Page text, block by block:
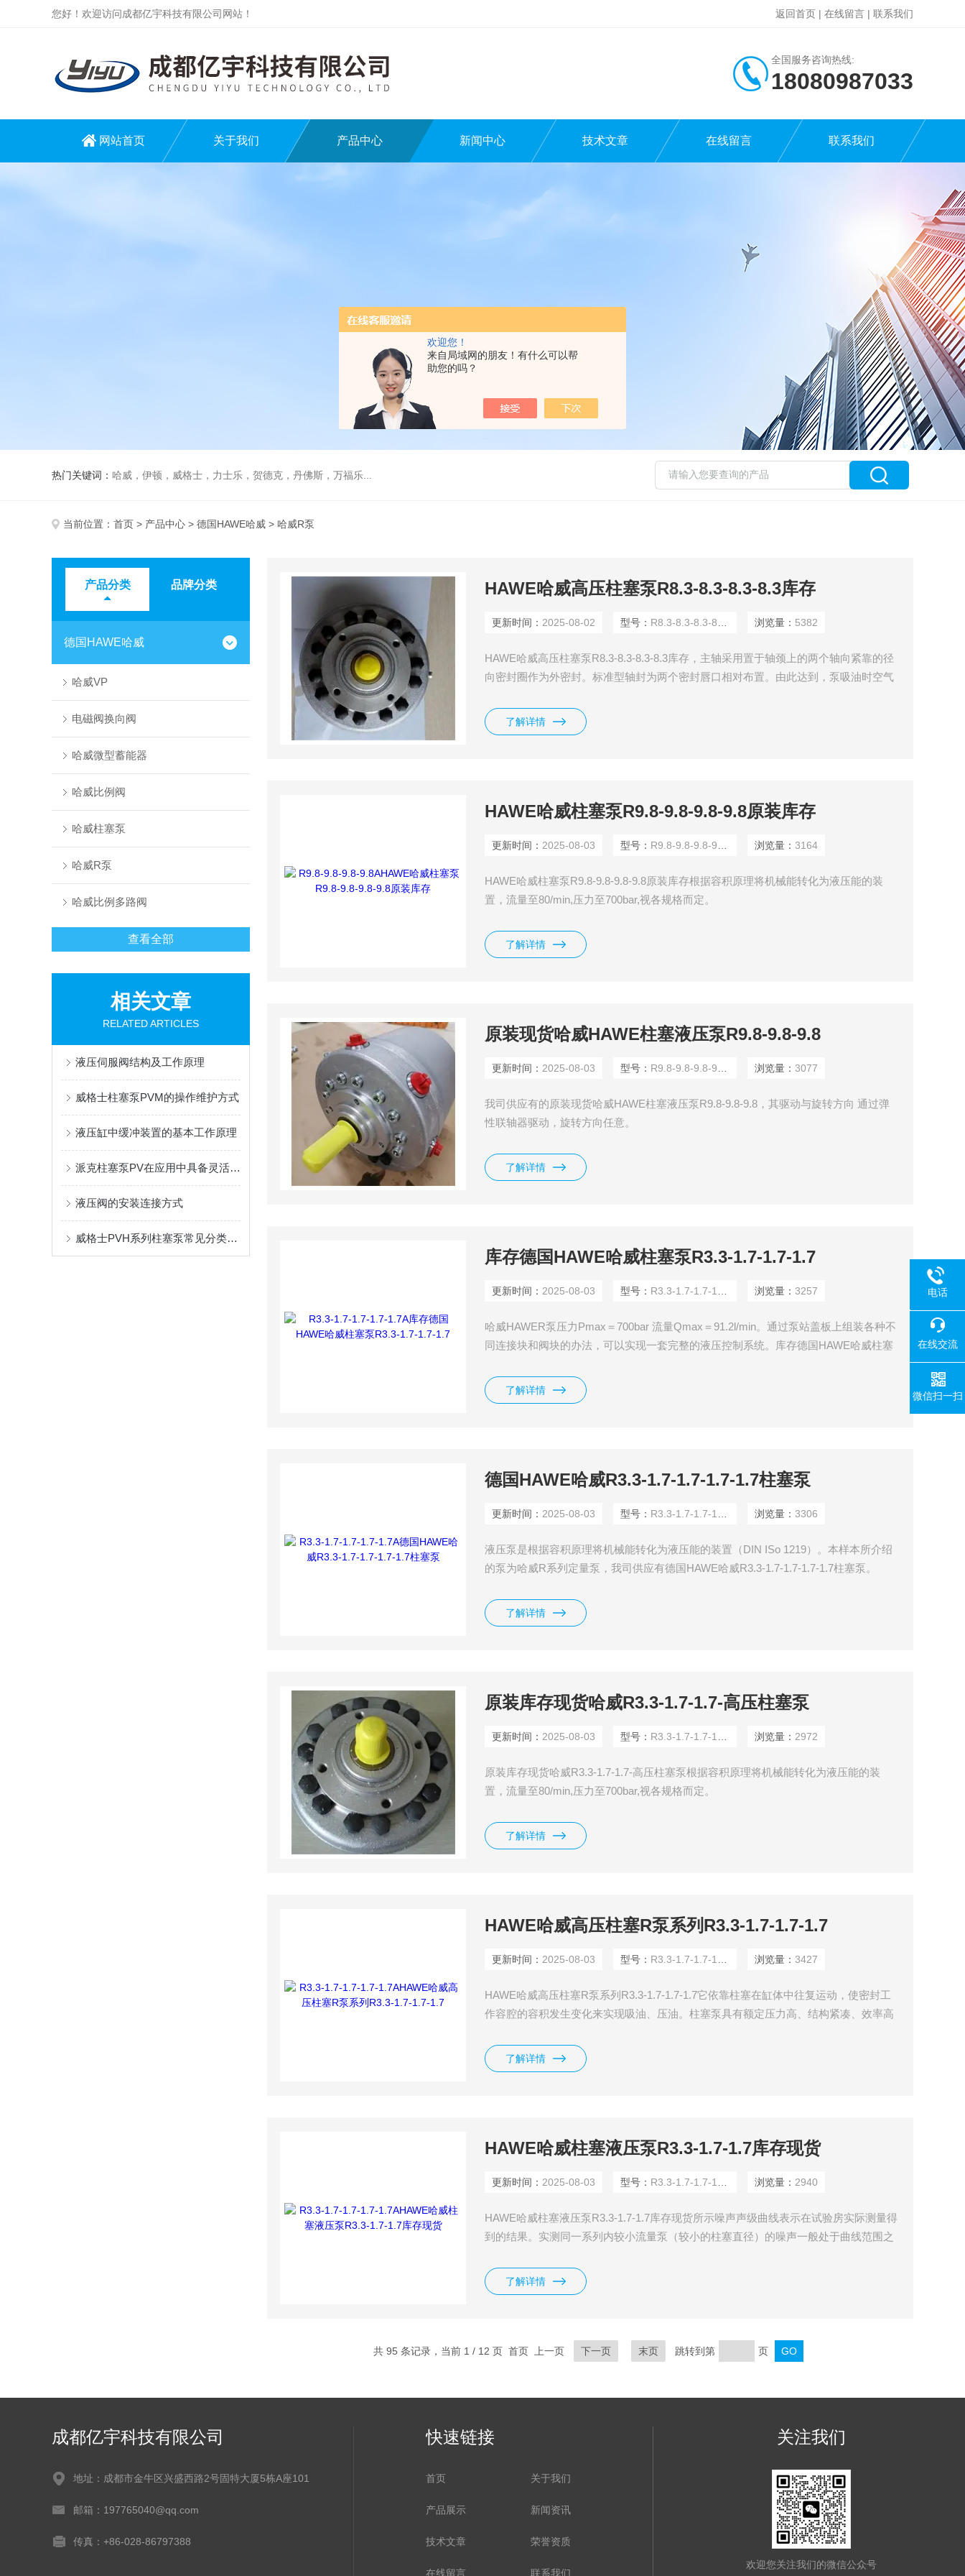
欢迎您！
来自局域网的朋友！有什么可以帮
助您的吗？
您好！欢迎访问成都亿宇科技有限公司网站！ 返回首页 | 在线留言 | 联系我们
全国服务咨询热线:
18080987033
网站首页 关于我们 产品中心 新闻中心 技术文章 在线留言 联系我们
热门关键词： 哈威，伊顿，威格士，力士乐，贺德克，丹佛斯，万福乐...
当前位置： 首页 > 产品中心 > 德国HAWE哈威 > 哈威R泵
产品分类 品牌分类
德国HAWE哈威
哈威VP
电磁阀换向阀
哈威微型蓄能器
哈威比例阀
哈威柱塞泵
哈威R泵
哈威比例多路阀
查看全部
相关文章
RELATED ARTICLES
液压伺服阀结构及工作原理
威格士柱塞泵PVM的操作维护方式
液压缸中缓冲装置的基本工作原理
派克柱塞泵PV在应用中具备灵活性和多样化的选择
液压阀的安装连接方式
威格士PVH系列柱塞泵常见分类有哪些，看完你就知道了
HAWE哈威高压柱塞泵R8.3-8.3-8.3-8.3库存
更新时间： 2025-08-02 型号： R8.3-8.3-8.3-8.3BABSL 浏览量： 5382
HAWE哈威高压柱塞泵R8.3-8.3-8.3-8.3库存，主轴采用置于轴颈上的两个轴向紧靠的径
向密封圈作为外密封。标准型轴封为两个密封唇口相对布置。由此达到，泵吸油时空气
也不会泄出
了解详情
HAWE哈威柱塞泵R9.8-9.8-9.8-9.8原装库存
更新时间： 2025-08-03 型号： R9.8-9.8-9.8-9.8A 浏览量：3164
HAWE哈威柱塞泵R9.8-9.8-9.8-9.8原装库存根据容积原理将机械能转化为液压能的装
置，流量至80/min,压力至700bar,视各规格而定。
了解详情
原装现货哈威HAWE柱塞液压泵R9.8-9.8-9.8
更新时间： 2025-08-03 型号： R9.8-9.8-9.8-9.8A 浏览量：3077
我司供应有的原装现货哈威HAWE柱塞液压泵R9.8-9.8-9.8，其驱动与旋转方向 通过弹
性联轴器驱动，旋转方向任意。
了解详情
库存德国HAWE哈威柱塞泵R3.3-1.7-1.7-1.7
更新时间： 2025-08-03 型号： R3.3-1.7-1.7-1.7-1.7A 浏览量：3257
哈威HAWER泵压力Pmax＝700bar 流量Qmax＝91.2l/min。通过泵站盖板上组装各种不
同连接块和阀块的办法，可以实现一套完整的液压控制系统。库存德国HAWE哈威柱塞
外部（电机泵），该泵可派生多个压力输出口（多个相同或不同排量）
了解详情
德国HAWE哈威R3.3-1.7-1.7-1.7-1.7柱塞泵
更新时间： 2025-08-03 型号： R3.3-1.7-1.7-1.7-1.7A 浏览量：3306
液压泵是根据容积原理将机械能转化为液压能的装置（DIN ISo 1219）。本样本所介绍
的泵为哈威R系列定量泵，我司供应有德国HAWE哈威R3.3-1.7-1.7-1.7-1.7柱塞泵。
了解详情
原装库存现货哈威R3.3-1.7-1.7-高压柱塞泵
更新时间： 2025-08-03 型号： R3.3-1.7-1.7-1.7-1.7A 浏览量： 2972
原装库存现货哈威R3.3-1.7-1.7-高压柱塞泵根据容积原理将机械能转化为液压能的装
置，流量至80/min,压力至700bar,视各规格而定。
了解详情
HAWE哈威高压柱塞R泵系列R3.3-1.7-1.7-1.7
更新时间： 2025-08-03 型号： R3.3-1.7-1.7-1.7-1.7A 浏览量：3427
HAWE哈威高压柱塞R泵系列R3.3-1.7-1.7-1.7它依靠柱塞在缸体中往复运动，使密封工
作容腔的容积发生变化来实现吸油、压油。柱塞泵具有额定压力高、结构紧凑、效率高
了解详情
HAWE哈威柱塞液压泵R3.3-1.7-1.7库存现货
更新时间： 2025-08-03 型号： R3.3-1.7-1.7-1.7-1.7A 浏览量： 2940
HAWE哈威柱塞液压泵R3.3-1.7-1.7库存现货所示噪声声级曲线表示在试验房实际测量得
到的结果。实测同一系列内较小流量泵（较小的柱塞直径）的噪声一般处于曲线范围之
围内。
了解详情
共 95 条记录，当前 1 / 12 页 首页 上一页 下一页 末页 跳转到第 页
成都亿宇科技有限公司
地址：成都市金牛区兴盛西路2号固特大厦5栋A座101
邮箱：197765040@qq.com
传真：+86-028-86797388
快速链接
首页 关于我们
产品展示 新闻资讯
技术文章 荣誉资质
在线留言 联系我们
关注我们
欢迎您关注我们的微信公众号
电话
在线交流
微信扫一扫